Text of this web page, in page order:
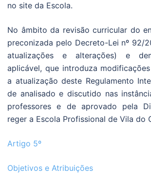
no site da Escola.
No âmbito da revisão curricular do
preconizada pelo Decreto-Lei nº 92/
atualizações e alterações) e
aplicável, que introduza
a atualização deste Regulamento
de analisado e discutido nas
professores e de aprovado pela
reger a Escola Profissional de Vila do
Artigo 5º
Objetivos e Atribuições